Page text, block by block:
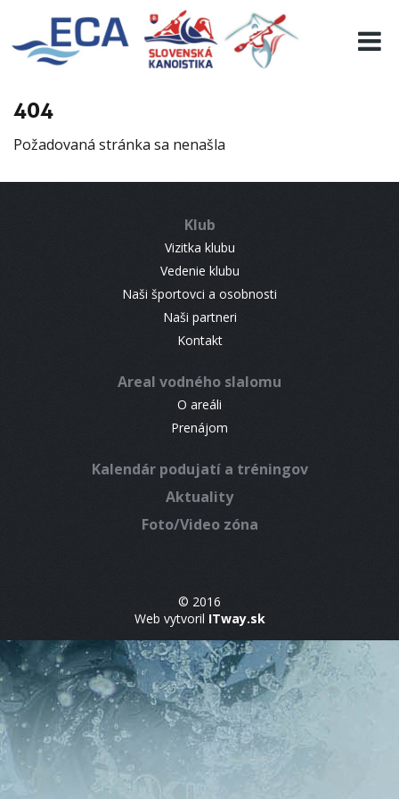
404
Požadovaná stránka sa nenašla
Klub
Vizitka klubu
Vedenie klubu
Naši športovci a osobnosti
Naši partneri
Kontakt
Areal vodného slalomu
O areáli
Prenájom
Kalendár podujatí a tréningov
Aktuality
Foto/Video zóna
© 2016
Web vytvoril ITway.sk
EURO 19
INFO
RESULTS
CONTACT